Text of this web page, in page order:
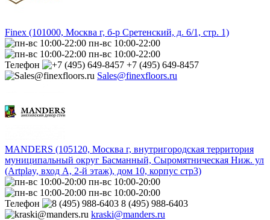
Finex (101000, Москва г, б-р Сретенский, д. 6/1, стр. 1)
пн-вс 10:00-22:00
пн-вс 10:00-22:00
Телефон
+7 (495) 649-8457
Sales@finexfloors.ru
MANDERS (105120, Москва г, внутригородская территория
муниципальный округ Басманный, Сыромятническая Ниж. ул
(Artplay, вход А, 2-й этаж), дом 10, корпус стр3)
пн-вс 10:00-20:00
пн-вс 10:00-20:00
Телефон
8 (495) 988-6403
kraski@manders.ru